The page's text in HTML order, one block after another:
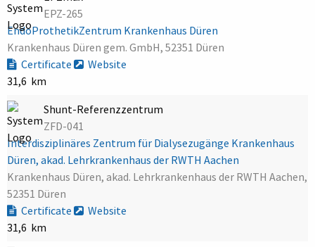
EPZ-265
EndoProthetikZentrum Krankenhaus Düren
Krankenhaus Düren gem. GmbH, 52351 Düren
Certificate
Website
31,6 km
Shunt-Referenzzentrum
ZFD-041
Interdisziplinäres Zentrum für Dialysezugänge Krankenhaus
Düren, akad. Lehrkrankenhaus der RWTH Aachen
Krankenhaus Düren, akad. Lehrkrankenhaus der RWTH Aachen,
52351 Düren
Certificate
Website
31,6 km